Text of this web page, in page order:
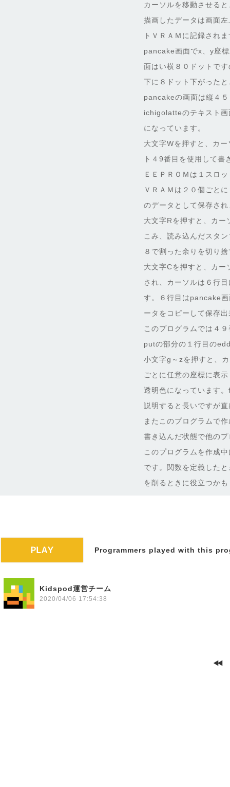
カーソルを移動させる
描画したデータは画面
トＶＲＡＭに記録され
pancake画面でx、y座
面はい横８０ドットで
下に８ドット下がった
pancakeの画面は縦４
ichigolatteのテキスト画
になっています。
大文字Wを押すと、カ
ト４9番目を使用して書
ＥＥＰＲＯＭは１スロ
ＶＲＡＭは２０個ごと
のデータとして保存さ
大文字Rを押すと、カー
こみ、読み込んだスタ
８で割った余りを切り
大文字Cを押すと、カ
され、カーソルは６行
す。６行目はpancake
ータをコピーして保存
このプログラムでは４
putの部分の１行目の
小文字g～zを押すと、
ごとに任意の座標に表
透明色になっています
説明すると長いですが
またこのプログラムで
書き込んだ状態で他の
このプログラムを作成
です。関数を定義した
を削るときに役立つか
Programmers played with this
Kidspod運営チーム
2020/04/06 17:54:38